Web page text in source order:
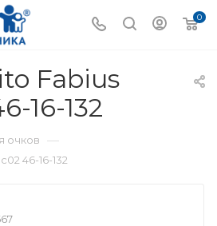
0
Fabius
16-132
очков —
46-16-132